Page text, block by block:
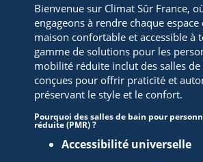
Bienvenue sur Climat Sûr France,
engageons à rendre chaque
maison confortable et accessible à
gamme de solutions pour les
mobilité réduite inclut des salles de
conçues pour offrir praticité et
préservant le style et le confort.
Pourquoi des salles de bain pour
réduite (PMR) ?
Accessibilité universelle